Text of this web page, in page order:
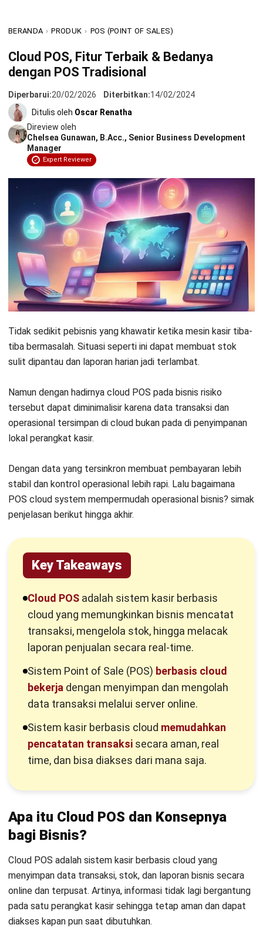
Perbedaan Cloud POS dengan POS Konvensional
Manfaat Cloud POS
1. Monitoring penjualan
2. Transaksi lebih stabil
3. Mengikuti pertumbuhan bisnis
4. Keamanan data
Fitur Sistem POS Online
1. Manajemen penjualan
2. Pencatatan transaksi real-time
3. Manajemen pembayaran
4. Pengaturan user dan hak akses
Cara Kerja Sistem POS Berbasis Cloud
1. Pencatatan transaksi
2. Pemrosesan di cloud
4. Akses dan pelaporan instan
Contoh Penerapan Cloud POS
2. Restoran
3. Klinik atau Apotek
Kesimpulan
Pertanyaan Seputar Cloud POS
BERANDA › PRODUK › POS (POINT OF SALES)
Cloud POS, Fitur Terbaik & Bedanya
dengan POS Tradisional
Diperbarui:20/02/2026 Diterbitkan:14/02/2024
Ditulis oleh Oscar Renatha
Direview oleh
Chelsea Gunawan, B.Acc., Senior Business Development
Manager
Expert Reviewer
Tidak sedikit pebisnis yang khawatir ketika mesin kasir tiba-
tiba bermasalah. Situasi seperti ini dapat membuat stok
sulit dipantau dan laporan harian jadi terlambat.
Namun dengan hadirnya cloud POS pada bisnis risiko
tersebut dapat diminimalisir karena data transaksi dan
operasional tersimpan di cloud bukan pada di penyimpanan
lokal perangkat kasir.
Dengan data yang tersinkron membuat pembayaran lebih
stabil dan kontrol operasional lebih rapi. Lalu bagaimana
POS cloud system mempermudah operasional bisnis? simak
penjelasan berikut hingga akhir.
Key Takeaways
Cloud POS adalah sistem kasir berbasis
cloud yang memungkinkan bisnis mencatat
transaksi, mengelola stok, hingga melacak
laporan penjualan secara real-time.
Sistem Point of Sale (POS) berbasis cloud
bekerja dengan menyimpan dan mengolah
data transaksi melalui server online.
Sistem kasir berbasis cloud memudahkan
pencatatan transaksi secara aman, real
time, dan bisa diakses dari mana saja.
Apa itu Cloud POS dan Konsepnya
bagi Bisnis?
Cloud POS adalah sistem kasir berbasis cloud yang
menyimpan data transaksi, stok, dan laporan bisnis secara
online dan terpusat. Artinya, informasi tidak lagi bergantung
pada satu perangkat kasir sehingga tetap aman dan dapat
diakses kapan pun saat dibutuhkan.